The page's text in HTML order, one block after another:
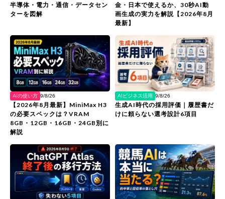
半導体・電力・通信・データセン
ターを図解
金・日本で使えるか、30秒AI動
画生成の実力を解説【2026年8月
最新】
AIの使い方 9/8/26
【2026年8月最新】MiniMax H3
の必要スペックは？VRAM
8GB・12GB・16GB・24GB別に
解説
AIビジネス活用 9/8/26
生成AI時代の採用評価｜履歴書だ
けに頼らない選考設計6項目